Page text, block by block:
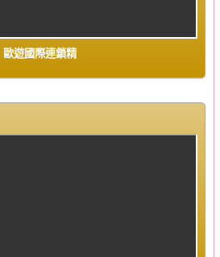
歐遊國際連鎖精